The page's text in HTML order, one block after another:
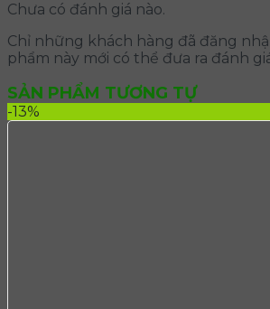
Chưa có đánh giá nào.
Chỉ những khách hàng đã đăng
phẩm này mới có thể đưa ra đánh
SẢN PHẨM TƯƠNG TỰ
-13%